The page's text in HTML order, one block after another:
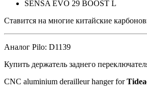
SENSA EVO 29 BOOST L
Ставится на многие китайские
Аналог Pilo: D1139
Купить держатель заднего
CNC aluminium derailleur hanger for